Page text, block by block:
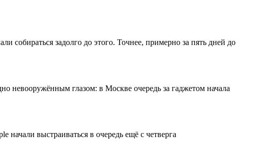
собираться задолго до этого. Точнее, примерно за пять дней до
невооружённым глазом: в Москве очередь за гаджетом начала
выстраиваться в очередь ещё с четверга